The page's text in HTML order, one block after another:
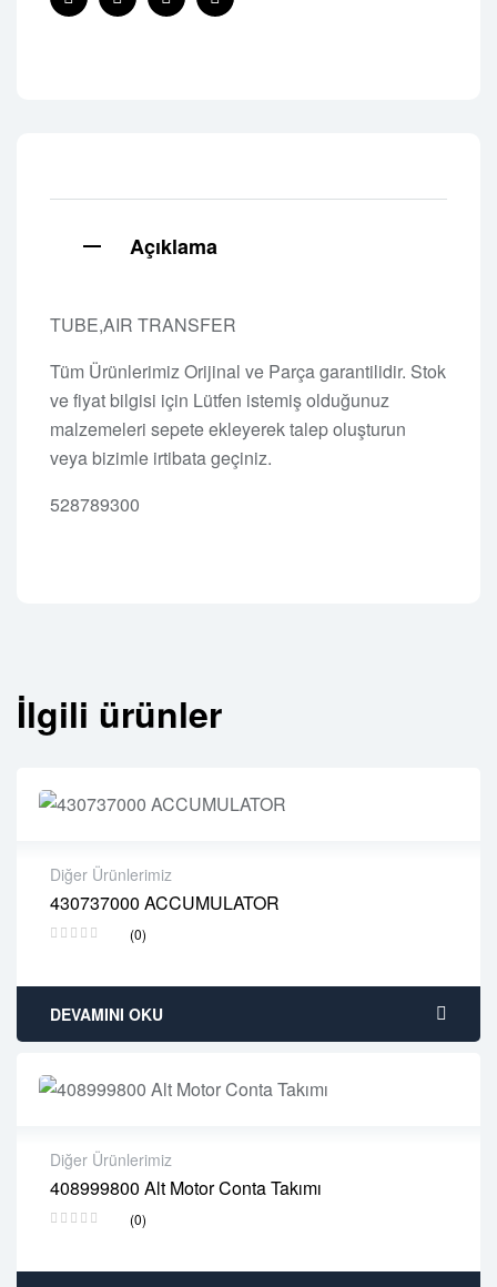
FacebookTwitterLinkedinPinterest
Açıklama
TUBE,AIR TRANSFER
Tüm Ürünlerimiz Orijinal ve Parça garantilidir. Stok
ve fiyat bilgisi için Lütfen istemiş olduğunuz
malzemeleri sepete ekleyerek talep oluşturun
veya bizimle irtibata geçiniz.
528789300
İlgili ürünler
Diğer Ürünlerimiz
430737000 ACCUMULATOR
(0)
2 years warranty
Delivery time: 1-2 business days
DEVAMINI OKU
Diğer Ürünlerimiz
408999800 Alt Motor Conta Takımı
(0)
2 years warranty
Delivery time: 1-2 business days